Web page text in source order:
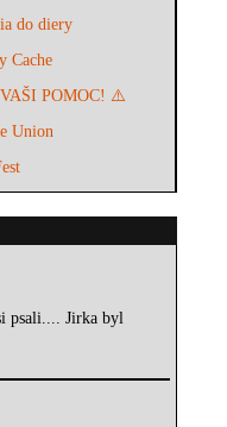
do diery
Cache
POMOC! ⚠️
Union
psali.... Jirka byl